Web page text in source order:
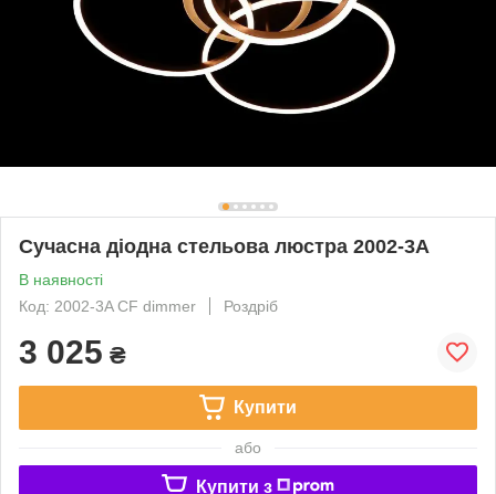
Сучасна діодна стельова люстра 2002-3A
В наявності
Код: 2002-3A CF dimmer
Роздріб
3 025 ₴
Купити
або
Купити з